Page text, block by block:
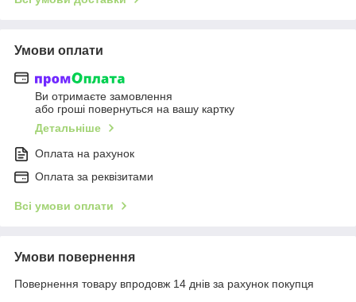
Умови оплати
Ви отримаєте замовлення
або гроші повернуться на вашу картку
Детальніше
Оплата на рахунок
Оплата за реквізитами
Всі умови оплати
Умови повернення
Повернення товару впродовж 14 днів за рахунок покупця